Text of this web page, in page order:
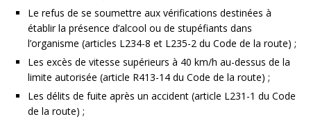
Le refus de se soumettre aux vérifications destinées à
établir la présence d’alcool ou de stupéfiants dans
l’organisme (articles L234-8 et L235-2 du Code de la route) ;
Les excès de vitesse supérieurs à 40 km/h au-dessus de la
limite autorisée (article R413-14 du Code de la route) ;
Les délits de fuite après un accident (article L231-1 du Code
de la route) ;